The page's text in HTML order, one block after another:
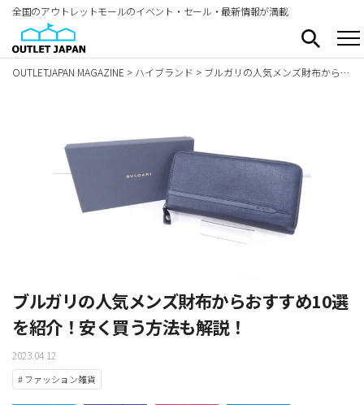
全国のアウトレットモールのイベント・セール・最新情報が満載
OUTLETJAPAN MAGAZINE > ハイブランド > ブルガリの人気メンズ財布からおすすめ10選を紹介！安く買う方法も解説！
ブルガリの人気メンズ財布からおすすめ10選
を紹介！安く買う方法も解説！
2023.04.12
# ファッション雑貨